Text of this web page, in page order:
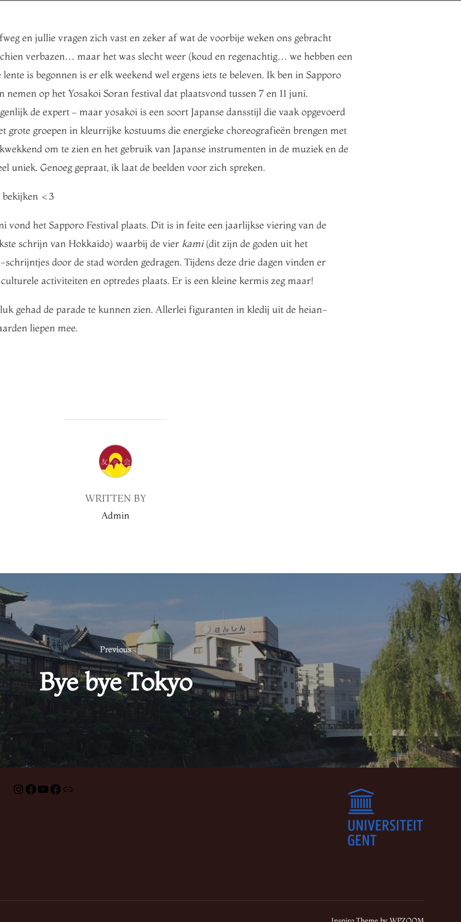
en jullie vragen zich vast en zeker af wat de voorbije weken ons gebracht
verbazen… maar het was slecht weer (koud en regenachtig… we hebben een
is begonnen is er elk weekend wel ergens iets te beleven. Ik ben in Sapporo
nemen op het Yosakoi Soran festival dat plaatsvond tussen 7 en 11 juni.
de expert – maar yosakoi is een soort Japanse dansstijl die vaak opgevoerd
grote groepen in kleurrijke kostuums die energieke choreografieën brengen met
om te zien en het gebruik van Japanse instrumenten in de muziek en de
uniek. Genoeg gepraat, ik laat de beelden voor zich spreken.
bekijken <3
vond het Sapporo Festival plaats. Dit is in feite een jaarlijkse viering van de
schrijn van Hokkaido) waarbij de vier kami(dit zijn de goden uit het
door de stad worden gedragen. Tijdens deze drie dagen vinden er
activiteiten en optredes plaats. Er is een kleine kermis zeg maar!
gehad de parade te kunnen zien. Allerlei figuranten in kledij uit de heian-
liepen mee.
POST AUTHOR
WRITTEN BY
Admin
Previous
Previous
Bye bye Tokyo
Instagram
Facebook
YouTube
Facebook
Link